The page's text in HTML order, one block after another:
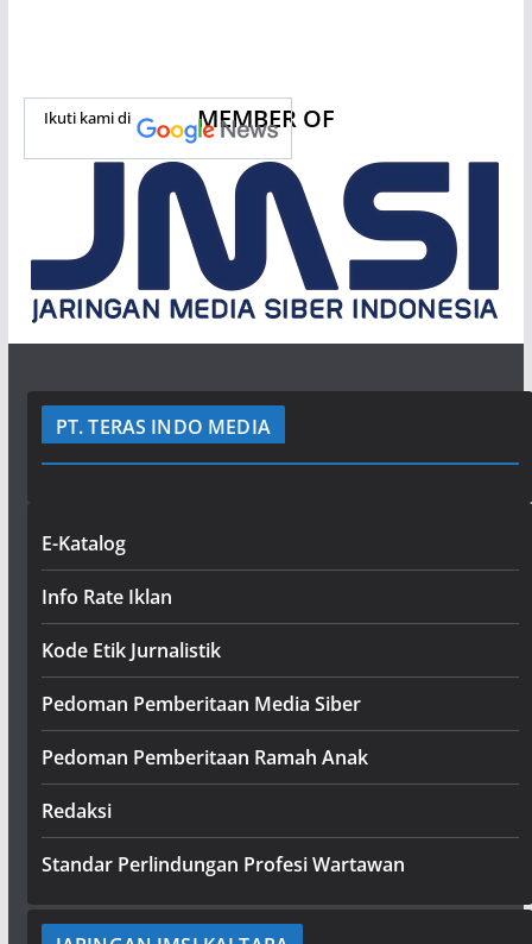
Ikuti kami di MEMBER OF
PT. TERAS INDO MEDIA
E-Katalog
Info Rate Iklan
Kode Etik Jurnalistik
Pedoman Pemberitaan Media Siber
Pedoman Pemberitaan Ramah Anak
Redaksi
Standar Perlindungan Profesi Wartawan